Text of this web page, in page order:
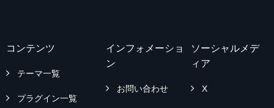
コンテンツ
テーマ一覧
プラグイン一覧
インフォメーショ
ン
お問い合わせ
ソーシャルメデ
ィア
X